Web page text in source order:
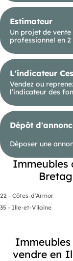
Estimateur
Un projet de
professionnel en 2
L'indicateur
Vendez ou
l’indicateur des
Dépôt
Déposer une
Immeubles
22 - Côtes-d'Armor
35 - Ille-et-Vilaine
vendre en